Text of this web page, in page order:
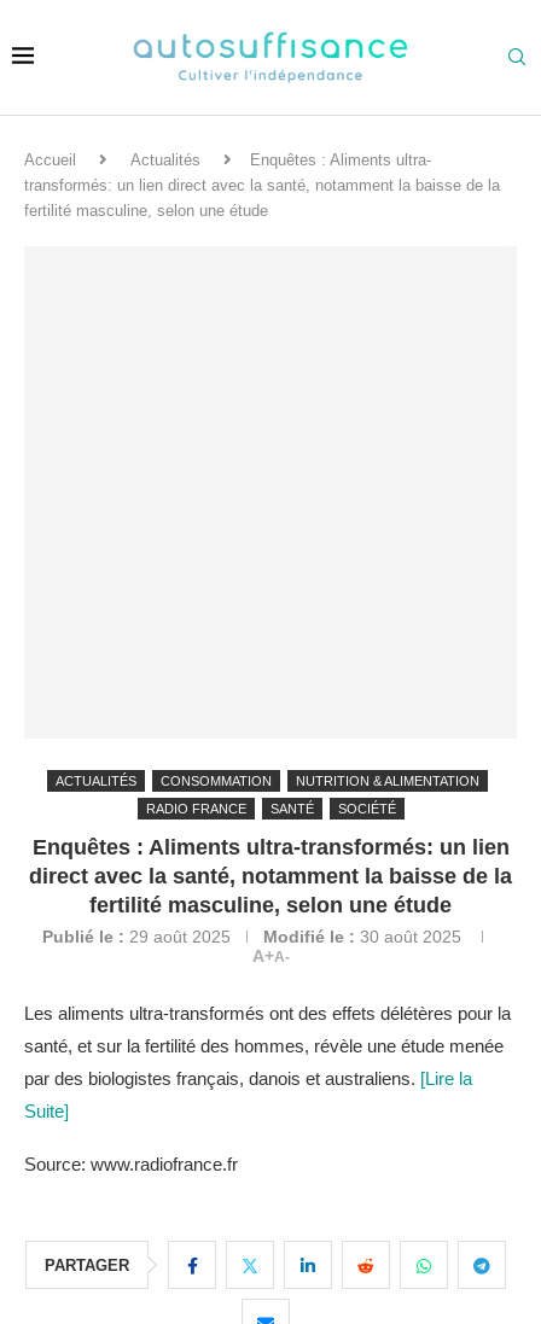
Accueil Actualités
Enquêtes : Aliments ultra-
transformés: un lien direct avec la santé, notamment la baisse de la
fertilité masculine, selon une étude
ACTUALITÉS CONSOMMATION
NUTRITION & ALIMENTATION
RADIO FRANCE
SANTÉ SOCIÉTÉ
Enquêtes : Aliments ultra-transformés: un lien
direct avec la santé, notamment la baisse de la
fertilité masculine, selon une étude
Publié le : 29 août 2025 Modifié le : 30 août 2025
A+A-
Les aliments ultra-transformés ont des effets délétères pour la
santé, et sur la fertilité des hommes, révèle une étude menée
par des biologistes français, danois et australiens. [Lire la
Suite]
Source: www.radiofrance.fr
PARTAGER